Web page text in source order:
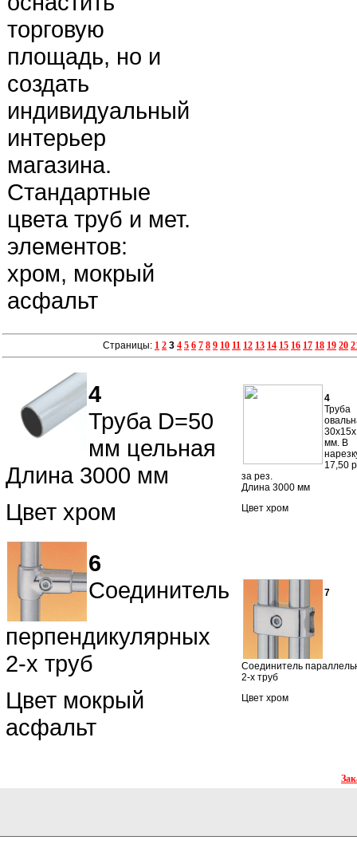
торговую
площадь, но и
создать
индивидуальный
интерьер
магазина.
Стандартные
цвета труб и мет.
элементов:
хром, мокрый
асфальт
Страницы: 1 2 3 4 5 6 7 8 9 10 11 12 13 14 15 16 17 18 19 20
4
Труба D=50
мм цельная
Длина 3000 мм
Цвет хром
4
Труба
мм. В
17,50
за рез.
Длина 3000 мм
Цвет хром
6
Соединитель
перпендикулярных
2-х труб
Цвет мокрый
асфальт
7
Соединитель
2-х труб
Цвет хром